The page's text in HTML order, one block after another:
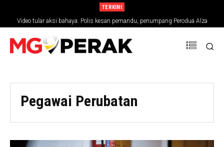
TERKINI
Video tular aksi bahaya: Polis kesan pemandu, penumpang Perodua Alza
Pegawai Perubatan